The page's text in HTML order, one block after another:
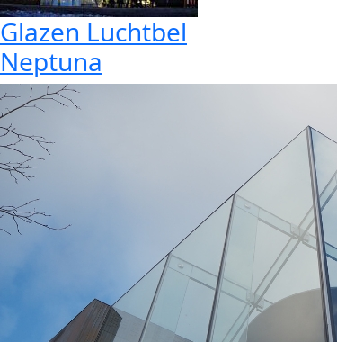
Glazen Luchtbel
Neptuna